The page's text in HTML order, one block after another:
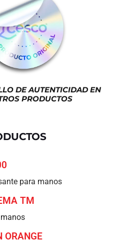
DE AUTENTICIDAD EN
PRODUCTOS
para manos
TM
ORANGE